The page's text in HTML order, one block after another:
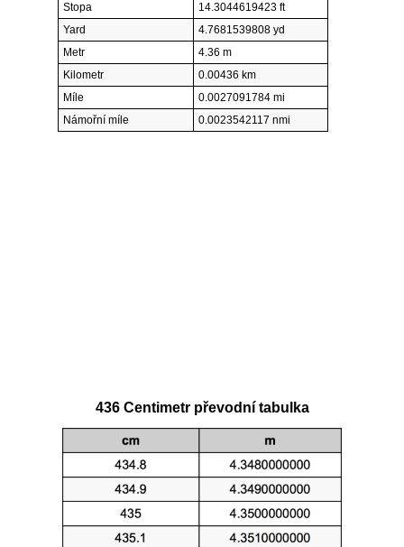
Stopa
14.3044619423 ft
Yard
4.7681539808 yd
Metr
4.36 m
Kilometr
0.00436 km
Míle
0.0027091784 mi
Námořní míle
0.0023542117 nmi
436 Centimetr převodní tabulka